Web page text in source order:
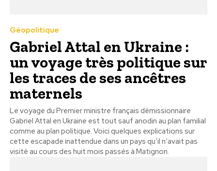
Géopolitique
Gabriel Attal en Ukraine :
un voyage très politique sur
les traces de ses ancêtres
maternels
Le voyage du Premier ministre français démissionnaire
Gabriel Attal en Ukraine est tout sauf anodin au plan familial
comme au plan politique. Voici quelques explications sur
cette escapade inattendue dans un pays qu’il n’avait pas
visité au cours des huit mois passés à Matignon.